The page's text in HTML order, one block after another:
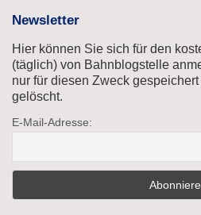
Newsletter
Hier können Sie sich für den
(täglich) von Bahnblogstelle
nur für diesen Zweck
gelöscht.
E-Mail-Adresse: